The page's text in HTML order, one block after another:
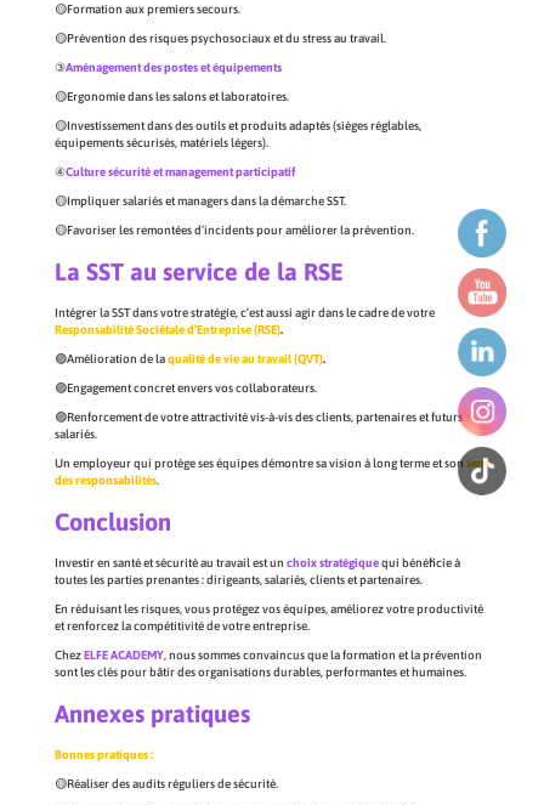
🟡Formation aux premiers secours.
🟡Prévention des risques psychosociaux et du stress au travail.
③Aménagement des postes et équipements
🟡Ergonomie dans les salons et laboratoires.
🟡Investissement dans des outils et produits adaptés (sièges réglables,
équipements sécurisés, matériels légers).
④Culture sécurité et management participatif
🟡Impliquer salariés et managers dans la démarche SST.
🟡Favoriser les remontées d’incidents pour améliorer la prévention.
La SST au service de la RSE
Intégrer la SST dans votre stratégie, c’est aussi agir dans le cadre de votre
Responsabilité Sociétale d’Entreprise (RSE).
🟣Amélioration de laqualité de vie au travail (QVT).
🟣Engagement concret envers vos collaborateurs.
🟣Renforcement de votre attractivité vis-à-vis des clients, partenaires et futurs
salariés.
Un employeur qui protège ses équipes démontre sa vision à long terme et son sens
des responsabilités.
Conclusion
Investir en santé et sécurité au travail est un choix stratégique qui bénéficie à
toutes les parties prenantes : dirigeants, salariés, clients et partenaires.
En réduisant les risques, vous protégez vos équipes, améliorez votre productivité
et renforcez la compétitivité de votre entreprise.
ChezELFE ACADEMY, nous sommes convaincus que la formation et la prévention
sont les clés pour bâtir des organisations durables, performantes et humaines.
Annexes pratiques
Bonnes pratiques :
🟡Réaliser des audits réguliers de sécurité.